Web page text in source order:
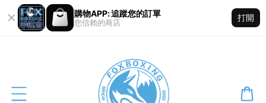
購物APP: 追蹤您的訂單
您信賴的商店
打開